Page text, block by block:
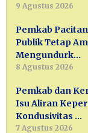
9 Agustus 2026
Pemkab
Publik Tetap
Mengundurk…
8 Agustus 2026
Pemkab dan
Isu Aliran
Kondusivitas …
7 Agustus 2026